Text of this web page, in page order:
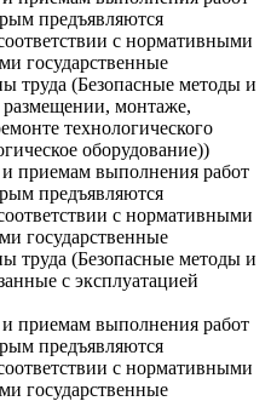
предъявляются
с нормативными
государственные
труда (Безопасные методы и
монтаже,
технологического
оборудование))
приемам выполнения работ
предъявляются
с нормативными
государственные
труда (Безопасные методы и
с эксплуатацией
приемам выполнения работ
предъявляются
с нормативными
государственные